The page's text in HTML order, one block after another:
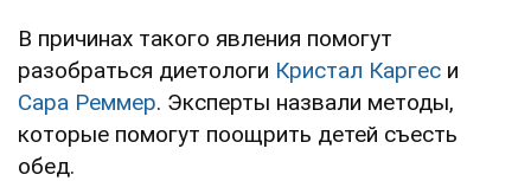
В причинах такого явления помогут
разобраться диетологи Кристал Каргес и
Сара Реммер. Эксперты назвали методы,
которые помогут поощрить детей съесть
обед.